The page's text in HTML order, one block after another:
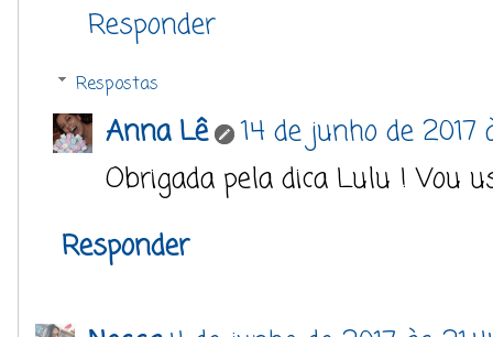
Responder
Respostas
Anna Lê
14 de junho de 2017
Obrigada pela dica Lulu ! Vou
Responder